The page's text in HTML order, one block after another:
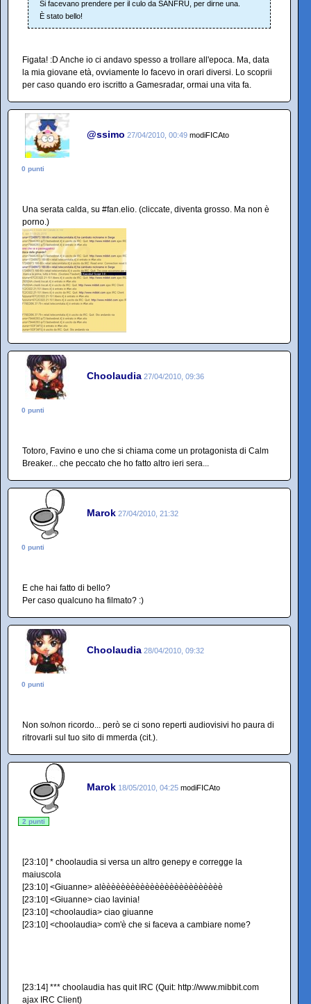
Si facevano prendere per il culo da SANFRU, per dirne una.
È stato bello!
Figata! :D Anche io ci andavo spesso a trollare all'epoca. Ma, data
la mia giovane età, ovviamente lo facevo in orari diversi. Lo scoprii
per caso quando ero iscritto a Gamesradar, ormai una vita fa.
@ssimo 27/04/2010, 00:49 modiFICAto
0 punti
Una serata calda, su #fan.elio. (cliccate, diventa grosso. Ma non è
porno.)
Choolaudia 27/04/2010, 09:36
0 punti
Totoro, Favino e uno che si chiama come un protagonista di Calm
Breaker... che peccato che ho fatto altro ieri sera...
Marok 27/04/2010, 21:32
0 punti
E che hai fatto di bello?
Per caso qualcuno ha filmato? :)
Choolaudia 28/04/2010, 09:32
0 punti
Non so/non ricordo... però se ci sono reperti audiovisivi ho paura di
ritrovarli sul tuo sito di mmerda (cit.).
Marok 18/05/2010, 04:25 modiFICAto
2 punti
[23:10] * choolaudia si versa un altro genepy e corregge la
maiuscola
[23:10] <Giuanne> alèèèèèèèèèèèèèèèèèèèèèèèèè
[23:10] <Giuanne> ciao lavinia!
[23:10] <choolaudia> ciao giuanne
[23:10] <choolaudia> com'è che si faceva a cambiare nome?
[23:14] *** choolaudia has quit IRC (Quit: http://www.mibbit.com
ajax IRC Client)